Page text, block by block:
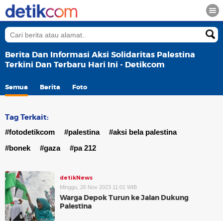
Berita Dan Informasi Aksi Solidaritas Palestina
Terkini Dan Terbaru Hari Ini - Detikcom
Semua Berita Foto
Tag Terkait:
#fotodetikcom #palestina
#aksi bela palestina
#bonek
#gaza #pa 212
detikNews
Minggu, 26 Nov 2023 11:01 WIB
Warga Depok Turun ke Jalan Dukung
Palestina